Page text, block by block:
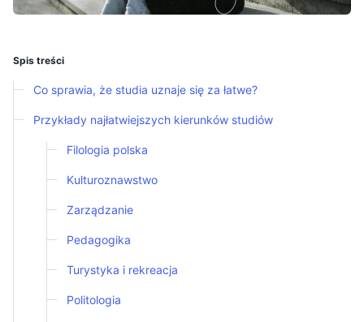
Spis treści
Co sprawia, że studia uznaje się za łatwe?
Przykłady najłatwiejszych kierunków studiów
Filologia polska
Kulturoznawstwo
Zarządzanie
Pedagogika
Turystyka i rekreacja
Politologia